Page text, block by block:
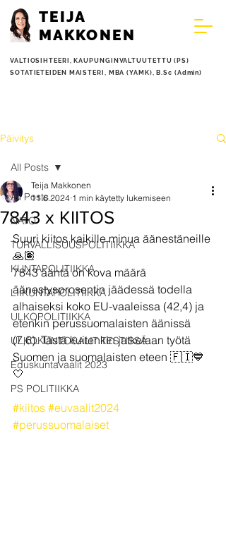
TEIJA
MAKKONEN
VALTIOSIHTEERI, KAUPUNGINVALTUUTETTU (PS)
SOTATIETEIDEN MAISTERI, MBA (YAMK), B.Sc (Admin)
Päivitys
All Posts
NATO
TURVALLISUUSPOLITIIKKA
KUNTAPOLITIIKKA
LIIKUNTAPOLITIIKKA
ULKOPOLITIIKKA
ULKOKUNTOSALIT TESTISSÄ
Eduskuntavaalit 2023
PS POLITIIKKA
All Posts
7843 x KIITOS
Teija Makkonen
11.6.2024 1 min käytetty lukemiseen
Suuri kiitos kaikille minua äänestäneille
🙏🏽
7843 ääntä on kova määrä
äänestysprosentin jäädessä todella
alhaiseksi koko EU-vaaleissa (42,4) ja
etenkin perussuomalaisten äänissä
(7,6). Tästä kuitenkin jatketaan työtä
Suomen ja suomalaisten eteen 🇫🇮💙
🤍
#kiitos #euvaalit2024
#perussuomalaiset